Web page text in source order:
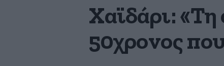
Χαϊδάρι:
50χρονος